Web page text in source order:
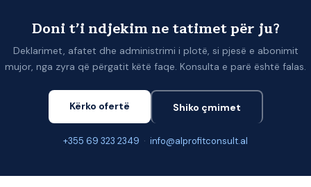
Doni t’i ndjekim ne tatimet për ju?
Deklarimet, afatet dhe administrimi i plotë, si pjesë e abonimit
mujor, nga zyra që përgatit këtë faqe. Konsulta e parë është falas.
Kërko ofertë Shiko çmimet
+355 69 323 2349 · info@alprofitconsult.al